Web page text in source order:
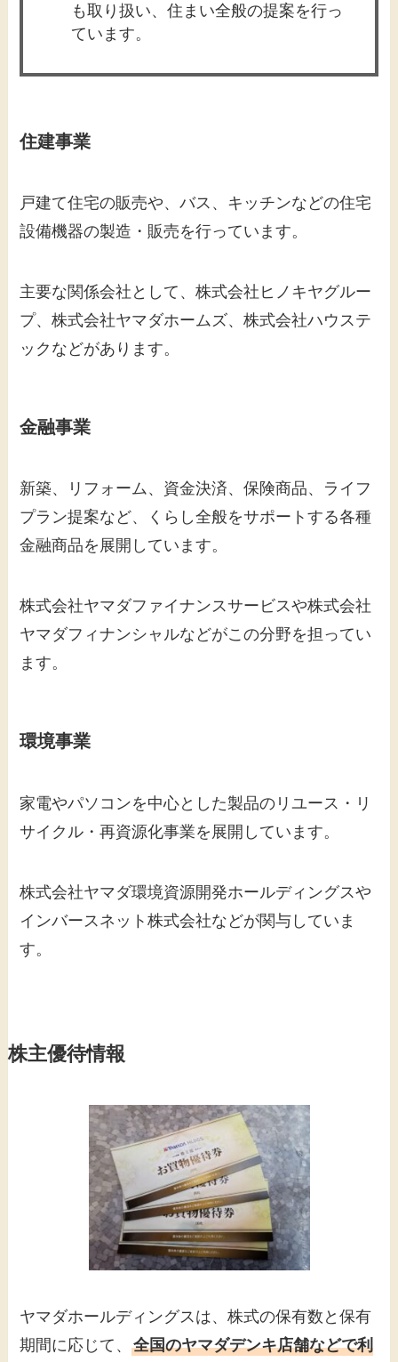
も取り扱い、住まい全般の提案を行っ
ています。​
住建事業
戸建て住宅の販売や、バス、キッチンなどの住宅
設備機器の製造・販売を行っています。​
主要な関係会社として、株式会社ヒノキヤグルー
プ、株式会社ヤマダホームズ、株式会社ハウステ
ックなどがあります。
金融事業
新築、リフォーム、資金決済、保険商品、ライフ
プラン提案など、くらし全般をサポートする各種
金融商品を展開しています。
​株式会社ヤマダファイナンスサービスや株式会社
ヤマダフィナンシャルなどがこの分野を担ってい
ます。
環境事業
家電やパソコンを中心とした製品のリユース・リ
サイクル・再資源化事業を展開しています。​
株式会社ヤマダ環境資源開発ホールディングスや
インバースネット株式会社などが関与していま
す。
株主優待情報
​ヤマダホールディングスは、株式の保有数と保有
期間に応じて、全国のヤマダデンキ店舗などで利